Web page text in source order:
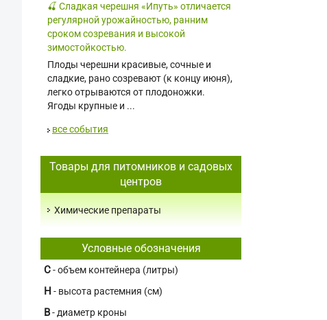
🍒 Сладкая черешня «Ипуть» отличается
регулярной урожайностью, ранним
сроком созревания и высокой
зимостойкостью.
Плоды черешни красивые, сочные и
сладкие, рано созревают (к концу июня),
легко отрываются от плодоножки.
Ягоды крупные и ...
все события
Товары для питомников и садовых
центров
Химические препараты
Условные обозначения
C- объем контейнера (литры)
H - высота растемния (см)
В- диаметр кроны